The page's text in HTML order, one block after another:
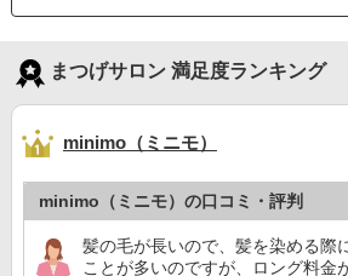
まつげサロン 満足度ランキング
minimo（ミニモ）
minimo（ミニモ）の口コミ・評判
髪の毛が長いので、髪を染める際
ことが多いのですが、ロング料金